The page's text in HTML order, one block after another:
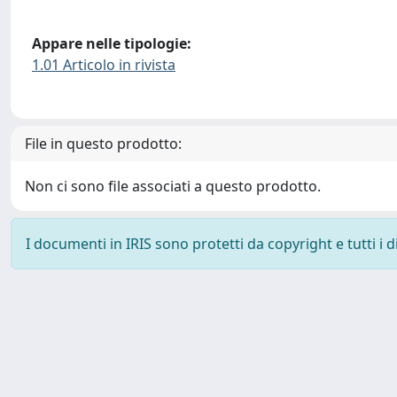
Appare nelle tipologie:
1.01 Articolo in rivista
File in questo prodotto:
Non ci sono file associati a questo prodotto.
I documenti in IRIS sono protetti da copyright e tutti i